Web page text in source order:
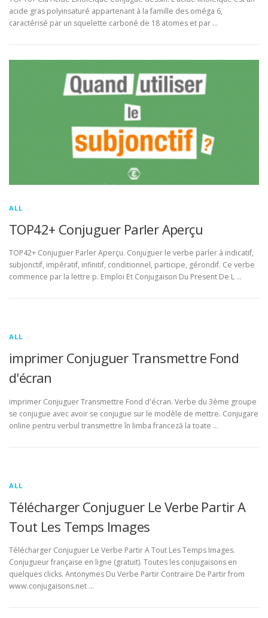
acide gras polyinsaturé appartenant à la famille des oméga 6,
caractérisé par un squelette carboné de 18 atomes et par …
ALL
TOP42+ Conjuguer Parler Aperçu
TOP42+ Conjuguer Parler Aperçu. Conjuguer le verbe parler à indicatif,
subjonctif, impératif, infinitif, conditionnel, participe, gérondif. Ce verbe
commence par la lettre p. Emploi Et Conjugaison Du Present De L …
ALL
imprimer Conjuguer Transmettre Fond
d'écran
imprimer Conjuguer Transmettre Fond d'écran. Verbe du 3ème groupe
se conjugue avec avoir se conjugue sur le modèle de mettre. Conjugare
online pentru verbul transmettre în limba franceză la toate …
ALL
Télécharger Conjuguer Le Verbe Partir A
Tout Les Temps Images
Télécharger Conjuguer Le Verbe Partir A Tout Les Temps Images.
Conjugueur française en ligne (gratuit). Toutes les conjugaisons en
quelques clicks. Antonymes Du Verbe Partir Contraire De Partir from
www.conjugaisons.net …